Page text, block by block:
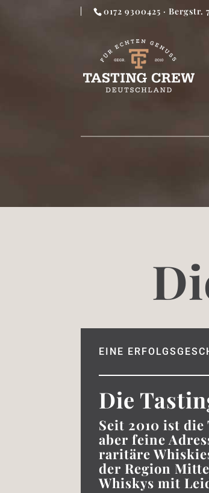
0172 9300425 · Bergstr.
EINE
Die
Seit 2010 ist
aber feine
raritäre
der Region
Whiskys mit